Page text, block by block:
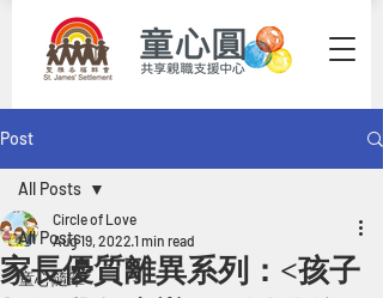
Post
All Posts
童心隨筆
All Posts
家長優質離異系列：<孩子
Circle of Love
Aug 19, 2022 1 min read